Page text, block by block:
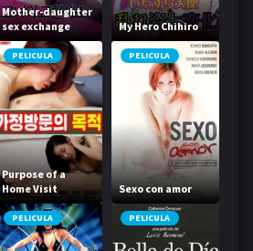
Mother-daughter
sex exchange
My Hero Chihiro
PELICULA
Purpose of a
Home Visit
PELICULA
Sexo con amor
PELICULA PELICULA